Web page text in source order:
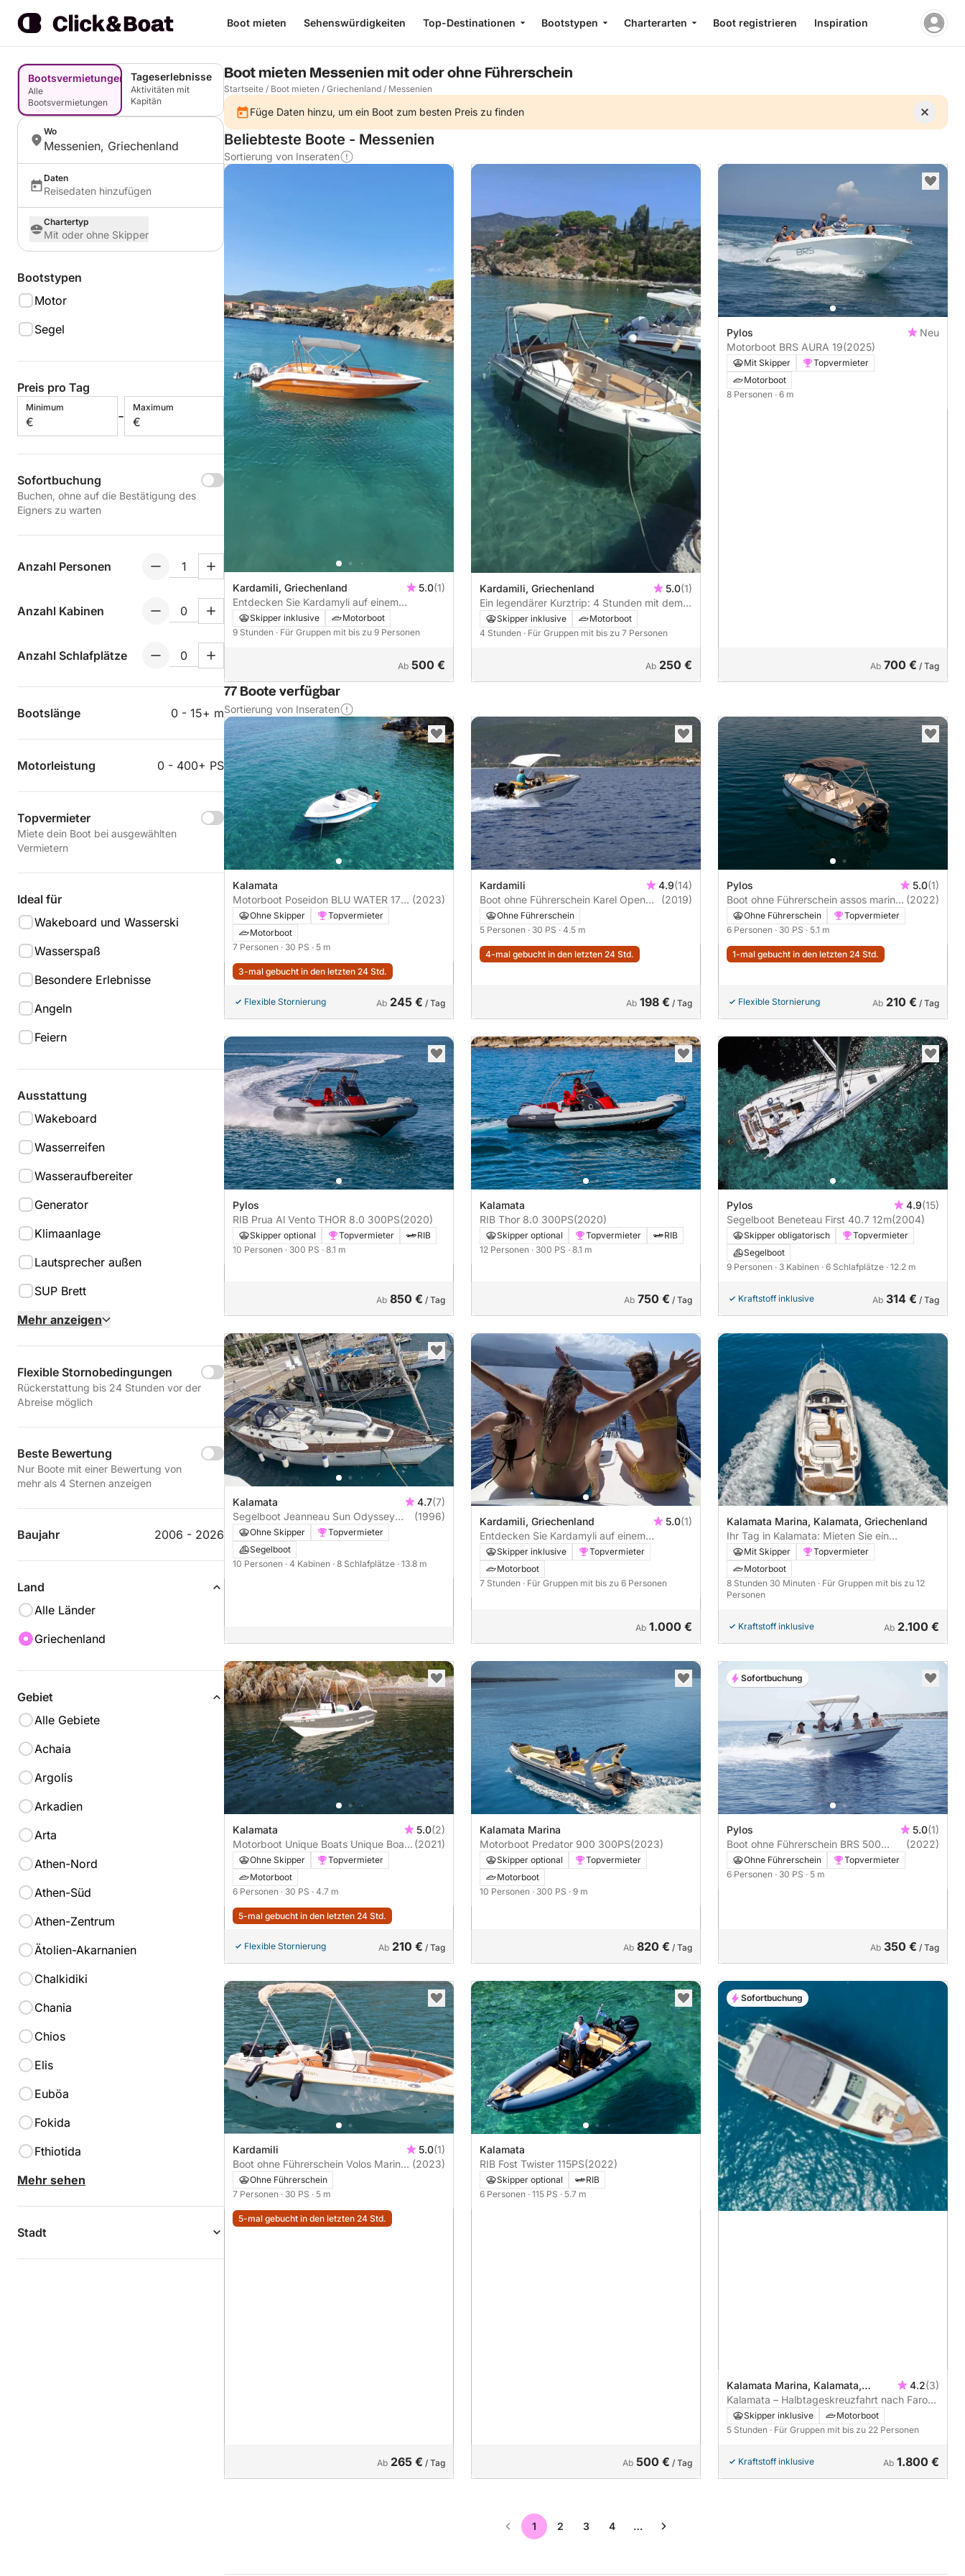
Boot mieten Sehenswürdigkeiten Top-Destinationen Bootstypen Charterarten Boot registrieren Inspiration
Bootsvermietungen
Alle
Bootsvermietungen
Tageserlebnisse
Aktivitäten mit
Kapitän
Wo
Messenien, Griechenland
Daten
Reisedaten hinzufügen
Chartertyp
Mit oder ohne Skipper
Bootstypen
Motor
Segel
Preis pro Tag
Minimum
€ -
Maximum
€
Sofortbuchung
Buchen, ohne auf die Bestätigung des
Eigners zu warten
Anzahl Personen
Anzahl Kabinen
Anzahl Schlafplätze
Bootslänge 0 - 15+ m
Motorleistung 0 - 400+ PS
Topvermieter
Miete dein Boot bei ausgewählten
Vermietern
Ideal für
Wakeboard und Wasserski
Wasserspaß
Besondere Erlebnisse
Angeln
Feiern
Ausstattung
Wakeboard
Wasserreifen
Wasseraufbereiter
Generator
Klimaanlage
Lautsprecher außen
SUP Brett
Mehr anzeigen
Flexible Stornobedingungen
Rückerstattung bis 24 Stunden vor der
Abreise möglich
Beste Bewertung
Nur Boote mit einer Bewertung von
mehr als 4 Sternen anzeigen
Baujahr 2006 - 2026
Land
Alle Länder
Griechenland
Gebiet
Alle Gebiete
Achaia
Argolis
Arkadien
Arta
Athen-Nord
Athen-Süd
Athen-Zentrum
Ätolien-Akarnanien
Chalkidiki
Chania
Chios
Elis
Euböa
Fokida
Fthiotida
Messenien
Mehr sehen
Stadt
Boot mieten Messenien mit oder ohne Führerschein
Startseite / Boot mieten / Griechenland / Messenien
Füge Daten hinzu, um ein Boot zum besten Preis zu finden
Beliebteste Boote - Messenien
Sortierung von Inseraten
Kardamili, Griechenland 5.0(1)
Entdecken Sie Kardamyli auf einem
Ganztagesausflug mit dem Motorboot
Skipper inklusive
Motorboot
9 Stunden · Für Gruppen mit bis zu 9 Personen
Ab 500 €
Kardamili, Griechenland 5.0(1)
Ein legendärer Kurztrip: 4 Stunden mit dem
Motorboot rund um Kardamyli
Skipper inklusive
Motorboot
4 Stunden · Für Gruppen mit bis zu 7 Personen
Ab 250 €
Pylos
Neu
Motorboot BRS AURA 19(2025)
Mit Skipper
Topvermieter
Motorboot
8 Personen · 6 m
Ab 700 € / Tag
77 Boote verfügbar
Sortierung von Inseraten
Kalamata
Motorboot Poseidon BLU WATER 170
30PS
(2023)
Ohne Skipper
Topvermieter
Motorboot
7 Personen · 30 PS · 5 m
3-mal gebucht in den letzten 24 Std.
Flexible Stornierung Ab 245 € / Tag
Kardamili 4.9(14)
Boot ohne Führerschein Karel Open
450 30PS
(2019)
Ohne Führerschein
5 Personen · 30 PS · 4.5 m
4-mal gebucht in den letzten 24 Std.
Ab 198 € / Tag
Pylos 5.0(1)
Boot ohne Führerschein assos marine
t assos 30PS
(2022)
Ohne Führerschein
Topvermieter
6 Personen · 30 PS · 5.1 m
1-mal gebucht in den letzten 24 Std.
Flexible Stornierung Ab 210 € / Tag
Pylos
RIB Prua Al Vento THOR 8.0 300PS(2020)
Skipper optional Topvermieter
RIB
10 Personen · 300 PS · 8.1 m
Ab 850 € / Tag
Kalamata
RIB Thor 8.0 300PS(2020)
Skipper optional Topvermieter
RIB
12 Personen · 300 PS · 8.1 m
Ab 750 € / Tag
Pylos 4.9(15)
Segelboot Beneteau First 40.7 12m(2004)
Skipper obligatorisch
Topvermieter
Segelboot
9 Personen · 3 Kabinen · 6 Schlafplätze · 12.2 m
Kraftstoff inklusive Ab 314 € / Tag
Kalamata 4.7(7)
Segelboot Jeanneau Sun Odyssey
45.1 14m
(1996)
Ohne Skipper
Topvermieter
Segelboot
10 Personen · 4 Kabinen · 8 Schlafplätze · 13.8 m
Kardamili, Griechenland 5.0(1)
Entdecken Sie Kardamyli auf einem
Ganztagesausflug mit dem Motorboot
Skipper inklusive
Topvermieter
Motorboot
7 Stunden · Für Gruppen mit bis zu 6 Personen
Ab 1.000 €
Kalamata Marina, Kalamata, Griechenland
Ihr Tag in Kalamata: Mieten Sie ein
Motorboot für 8,5 Stunden voller
Entdeckungen
Mit Skipper
Topvermieter
Motorboot
8 Stunden 30 Minuten · Für Gruppen mit bis zu 12
Personen
Kraftstoff inklusive Ab 2.100 €
Kalamata 5.0(2)
Motorboot Unique Boats Unique Boat
470 30PS
(2021)
Ohne Skipper
Topvermieter
Motorboot
6 Personen · 30 PS · 4.7 m
5-mal gebucht in den letzten 24 Std.
Flexible Stornierung Ab 210 € / Tag
Kalamata Marina
Motorboot Predator 900 300PS(2023)
Skipper optional
Topvermieter
Motorboot
10 Personen · 300 PS · 9 m
Ab 820 € / Tag
Pylos 5.0(1)
Boot ohne Führerschein BRS 500
30PS
(2022)
Ohne Führerschein
Topvermieter
6 Personen · 30 PS · 5 m
Ab 350 € / Tag
Sofortbuchung
Kardamili 5.0(1)
Boot ohne Führerschein Volos Marine
Skiathos 164 30PS
(2023)
Ohne Führerschein
7 Personen · 30 PS · 5 m
5-mal gebucht in den letzten 24 Std.
Ab 265 € / Tag
Kalamata
RIB Fost Twister 115PS(2022)
Skipper optional
RIB
6 Personen · 115 PS · 5.7 m
Ab 500 € / Tag
Kalamata Marina, Kalamata,
Griechenland
4.2(3)
Kalamata – Halbtageskreuzfahrt nach Faros
Kitrion:
Skipper inklusive
Motorboot
5 Stunden · Für Gruppen mit bis zu 22 Personen
Kraftstoff inklusive Ab 1.800 €
Sofortbuchung
1 2 3 4 …